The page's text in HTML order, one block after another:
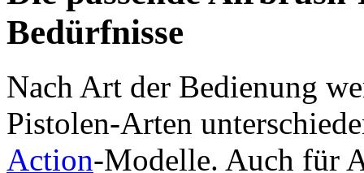
Bedürfnisse
Nach Art der Bedienung
Pistolen-Arten
Action-Modelle. Auch für